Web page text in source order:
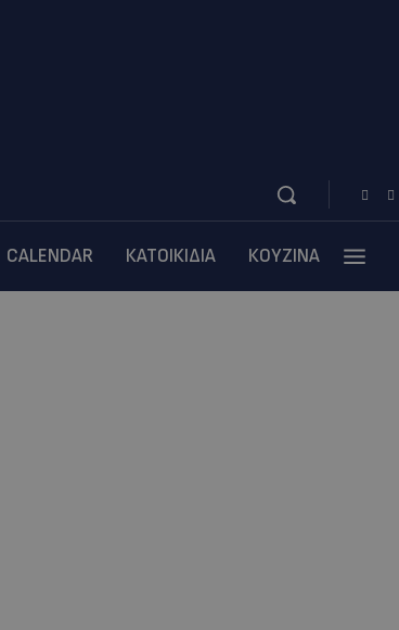
CALENDAR ΚΑΤΟΙΚΙΔΙΑ ΚΟΥΖΙΝΑ